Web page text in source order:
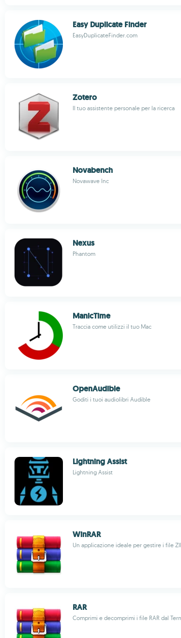
Easy Duplicate Finder
EasyDuplicateFinder.com
Zotero
Il tuo assistente personale per la ricerca
Novabench
Novawave Inc
Nexus
Phantom
ManicTime
Traccia come utilizzi il tuo Mac
OpenAudible
Goditi i tuoi audiolibri Audible
Lightning Assist
Lightning Assist
WinRAR
Un applicazione ideale per gestire i file
RAR
Comprimi e decomprimi i file RAR dal